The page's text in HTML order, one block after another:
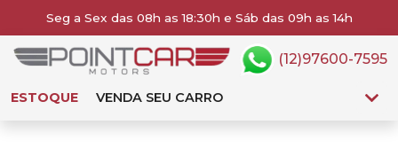
Seg a Sex das 08h as 18:30h e Sáb das 09h as 14h
ESTOQUE VENDA SEU CARRO
(12)97600-7595